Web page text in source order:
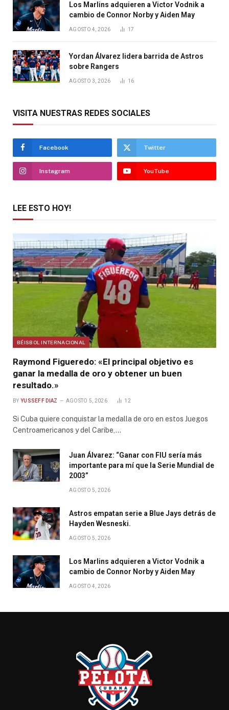
Los Marlins adquieren a Victor Vodnik a
cambio de Connor Norby y Aiden May
AGOSTO 4, 2026 17
Yordan Álvarez lidera barrida de Astros
sobre Rangers
AGOSTO 3, 2026 16
VISITA NUESTRAS REDES SOCIALES
Facebook Twitter
Instagram YouTube
LEE ESTO HOY!
BÉISBOL INTERNACIONAL
Raymond Figueredo: «El principal objetivo es
ganar la medalla de oro y obtener un buen
resultado.»
BY YUSSEFF DIAZ AGOSTO 5, 2026 12
Si Cuba quiere conquistar la medalla de oro en estos Juegos
Centroamericanos y del Caribe,…
Juan Álvarez: “Ganar con FIU sería más
importante para mí que la Serie Mundial de
2003”
AGOSTO 5, 2026
Astros empatan serie a Blue Jays detrás de
Hayden Wesneski.
AGOSTO 5, 2026
Los Marlins adquieren a Victor Vodnik a
cambio de Connor Norby y Aiden May
AGOSTO 4, 2026